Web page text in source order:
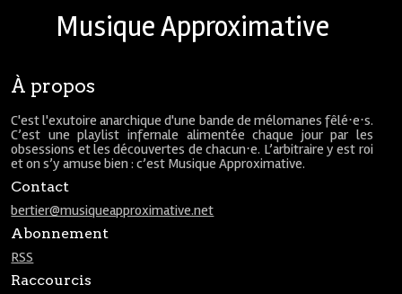
Musique Approximative
À propos
C'est l'exutoire anarchique d'une bande de mélomanes fêlé⋅e⋅s.
C’est une playlist infernale alimentée chaque jour par les
obsessions et les découvertes de chacun⋅e. L’arbitraire y est roi
et on s’y amuse bien : c’est Musique Approximative.
Contact
bertier@musiqueapproximative.net
Abonnement
RSS
Raccourcis